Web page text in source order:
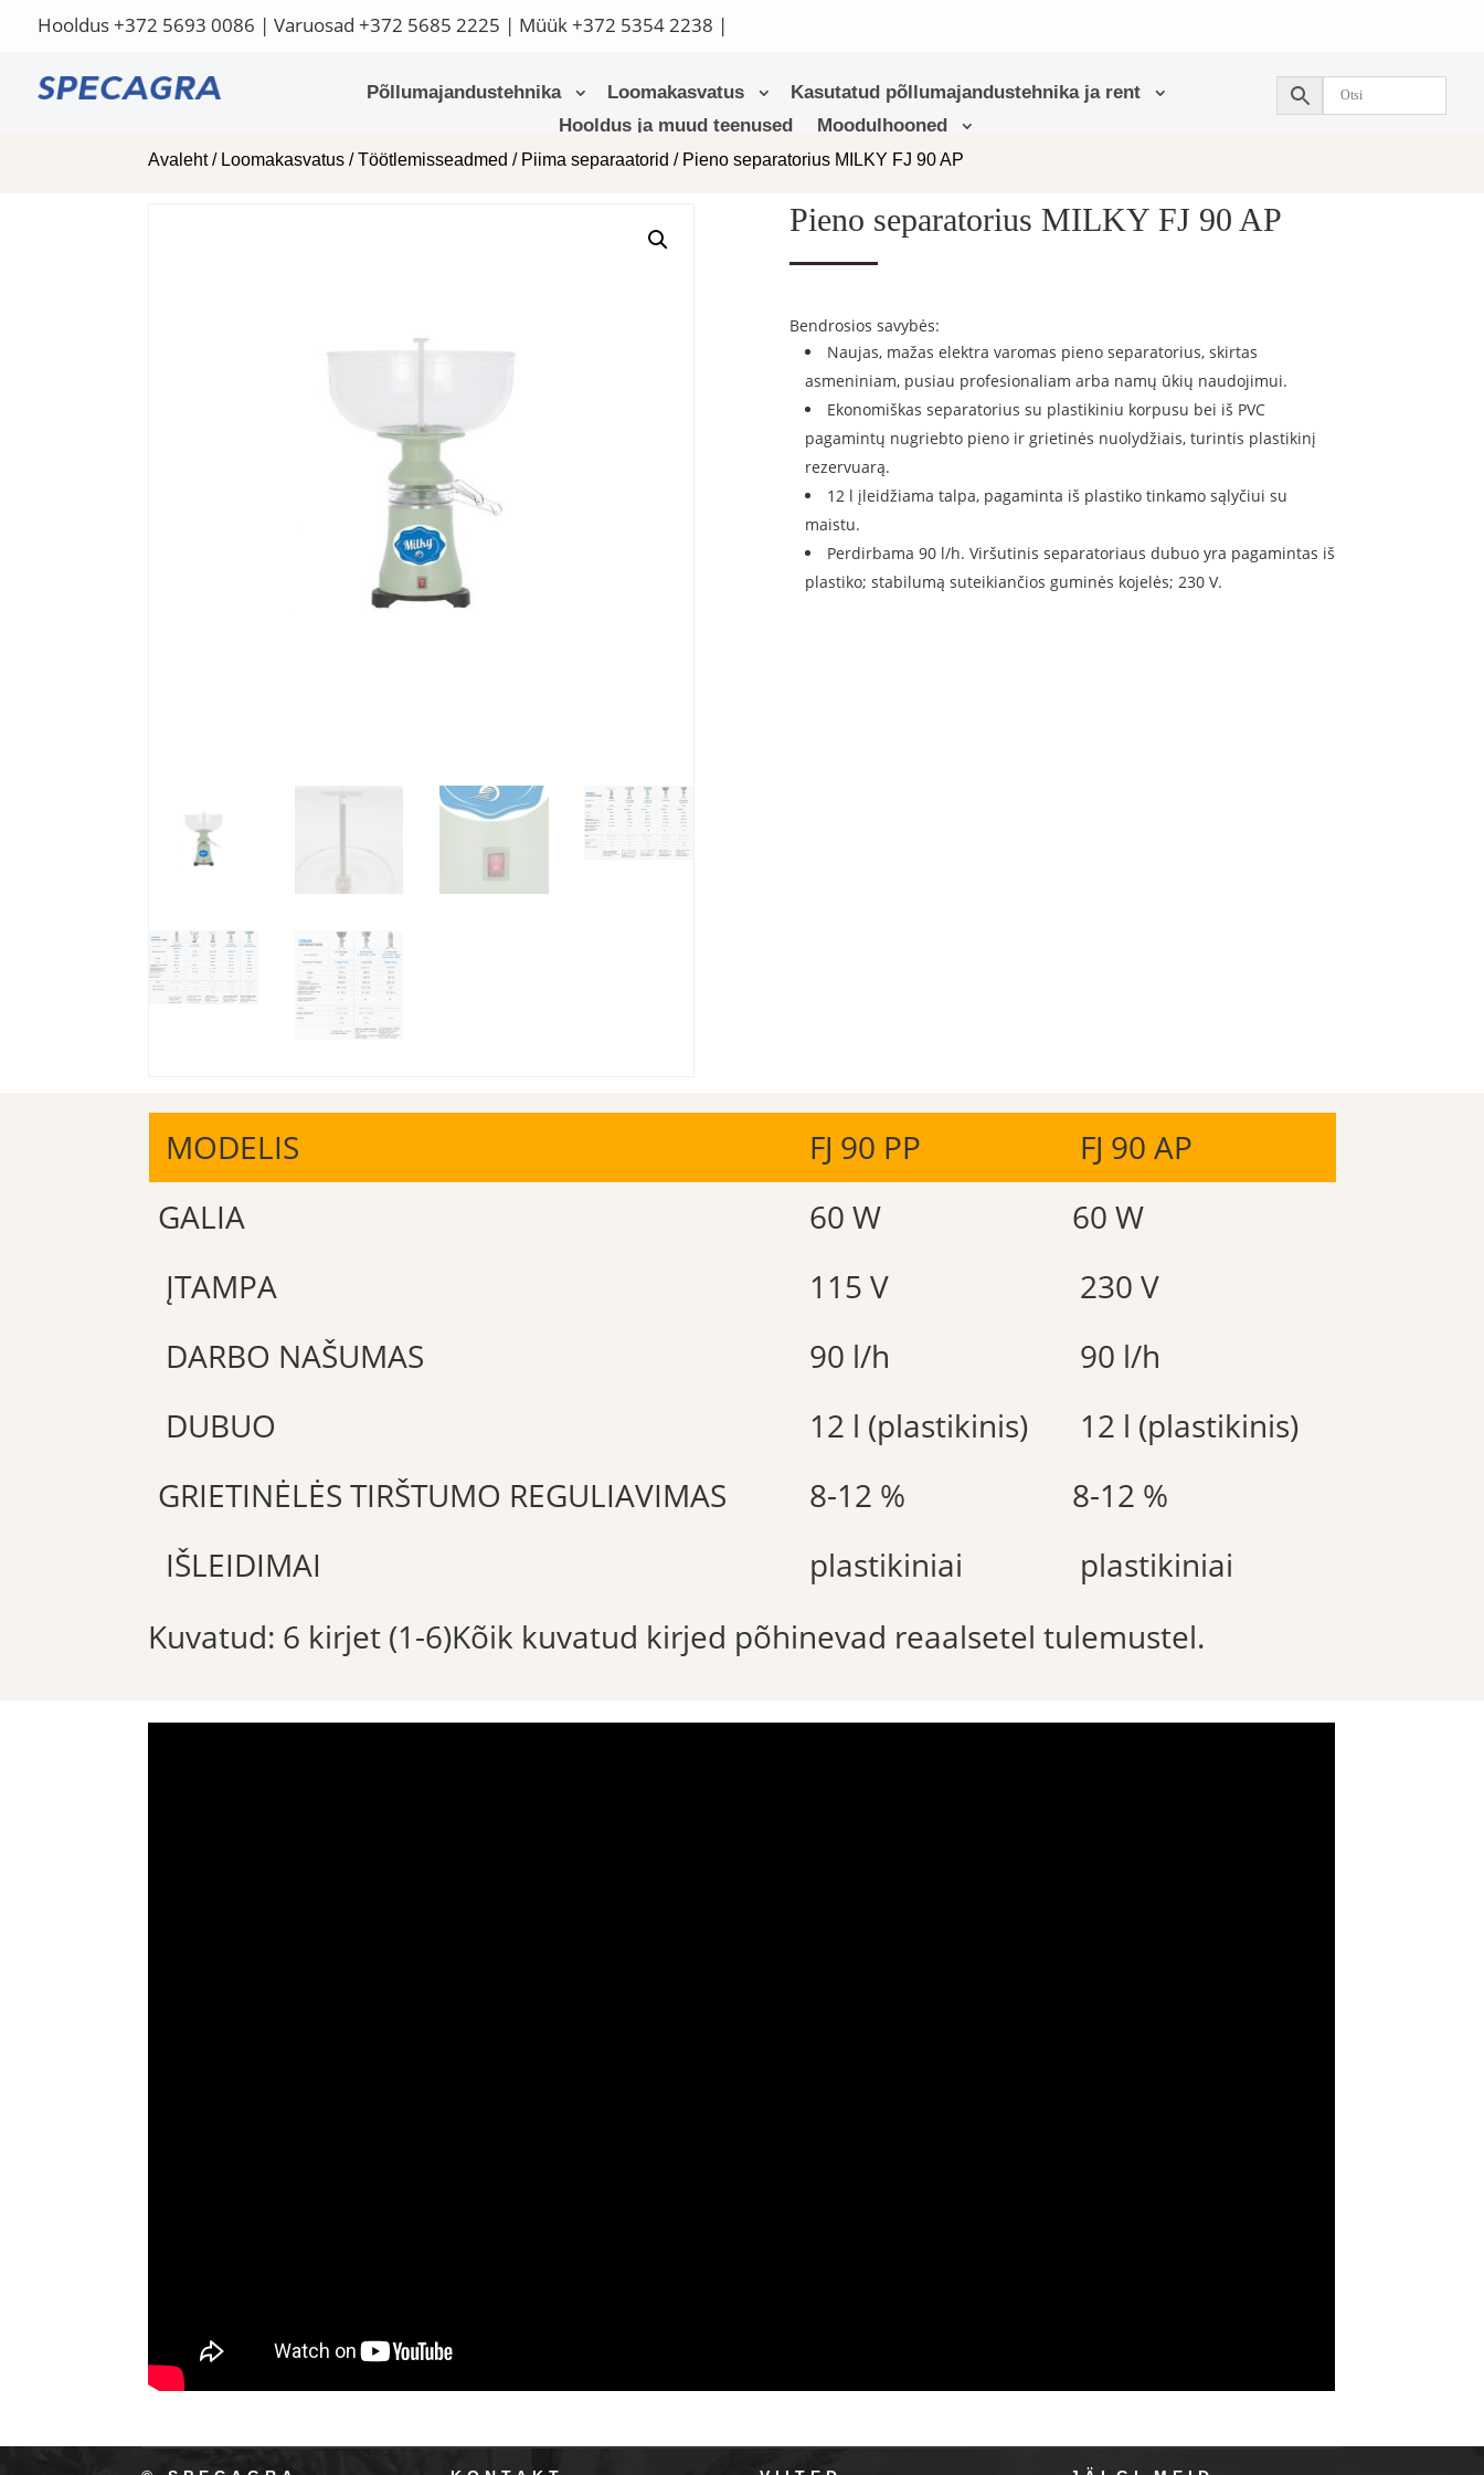
Hooldus+372 5693 0086 | Varuosad +372 5685 2225 | Müük+372 5354 2238 |
Põllumajandustehnika Loomakasvatus
Kasutatud põllumajandustehnika ja rent
Hooldus ja muud teenused
Moodulhooned
Avaleht/ Loomakasvatus /Töötlemisseadmed / Piima separaatorid / Pieno separatorius MILKY FJ 90 AP
Pieno separatorius MILKY FJ 90 AP
Bendrosios savybės:
Naujas, mažas elektra varomas pieno separatorius, skirtas
asmeniniam, pusiau profesionaliam arba namų ūkių naudojimui.
Ekonomiškas separatorius su plastikiniu korpusu bei iš PVC
pagamintų nugriebto pieno ir grietinės nuolydžiais, turintis plastikinį
rezervuarą.
12 l įleidžiama talpa, pagaminta iš plastiko tinkamo sąlyčiui su
maistu.
Perdirbama 90 l/h. Viršutinis separatoriaus dubuo yra pagamintas iš
plastiko; stabilumą suteikiančios guminės kojelės; 230 V.
MODELIS FJ 90 PP
FJ 90 AP
GALIA
60 W
60 W
ĮTAMPA
115 V
230 V
DARBO NAŠUMAS
90 l/h
90 l/h
DUBUO
12 l (plastikinis)
12 l (plastikinis)
GRIETINĖLĖS TIRŠTUMO REGULIAVIMAS
8-12 %
8-12 %
IŠLEIDIMAI
plastikiniai
plastikiniai
Kuvatud: 6 kirjet (1-6)Kõik kuvatud kirjed põhinevad reaalsetel tulemustel.